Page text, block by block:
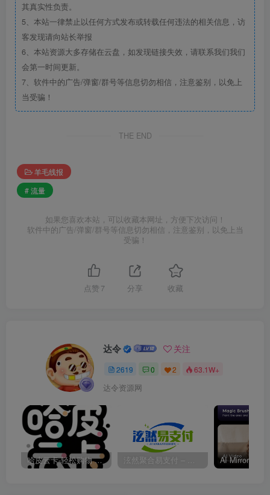
其真实性负责。
5、本站一律禁止以任何方式发布或转载任何违法的相关信息，访
客发现请向站长举报
6、本站资源大多存储在云盘，如发现链接失效，请联系我们我们
会第一时间更新。
7、软件中的广告/弹窗/群号等信息切勿相信，注意鉴别，以免上
当受骗！
THE END
羊毛线报
# 流量
如果您喜欢本站，可以收藏本网址，方便下次访问！
软件中的广告/弹窗/群号等信息切勿相信，注意鉴别，以免上当
受骗！
点赞 7 分享 收藏
达令 关注
2619 0 2 63.1W+
达令资源网
哈皮云卡-轻松购物 即买即发 泫然聚合易支付 – 行业领先的免签约支付平台